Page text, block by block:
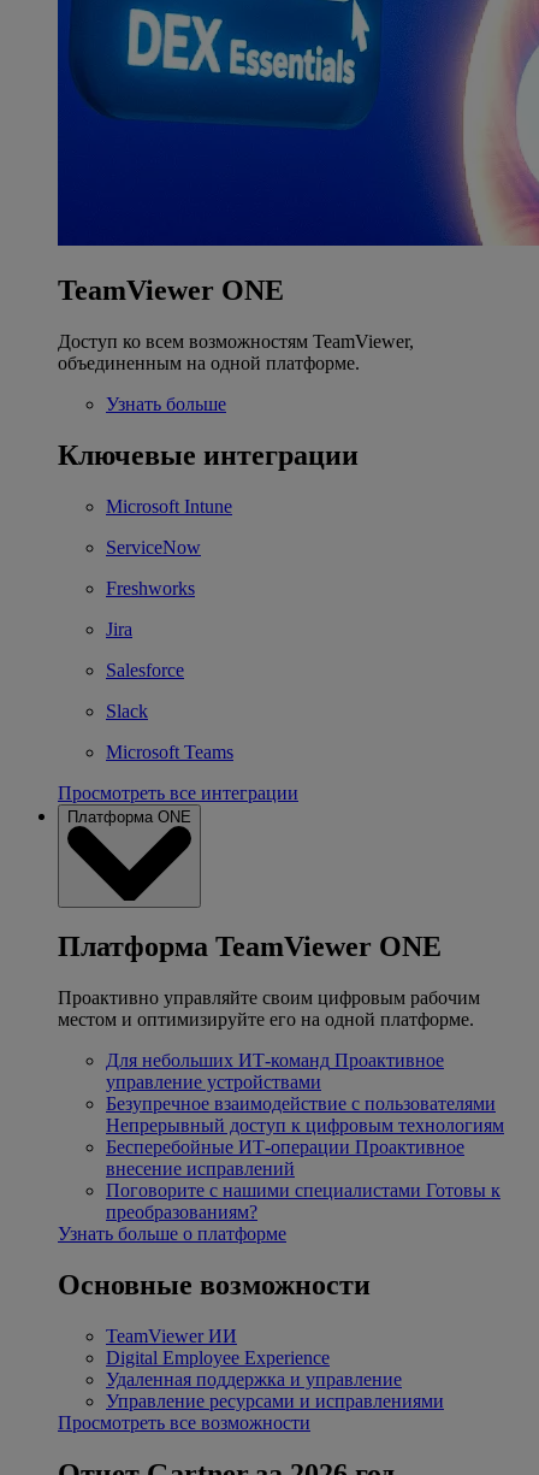
TeamViewer ONE
Доступ ко всем возможностям TeamViewer,
объединенным на одной платформе.
Узнать больше
Ключевые интеграции
Microsoft Intune
ServiceNow
Freshworks
Jira
Salesforce
Slack
Microsoft Teams
Просмотреть все интеграции
Платформа ONE
Платформа TeamViewer ONE
Проактивно управляйте своим цифровым рабочим
местом и оптимизируйте его на одной платформе.
Для небольших ИТ-команд Проактивное
управление устройствами
Безупречное взаимодействие с пользователями
Непрерывный доступ к цифровым технологиям
Бесперебойные ИТ-операции Проактивное
внесение исправлений
Поговорите с нашими специалистами Готовы к
преобразованиям?
Узнать больше о платформе
Основные возможности
TeamViewer ИИ
Digital Employee Experience
Удаленная поддержка и управление
Управление ресурсами и исправлениями
Просмотреть все возможности